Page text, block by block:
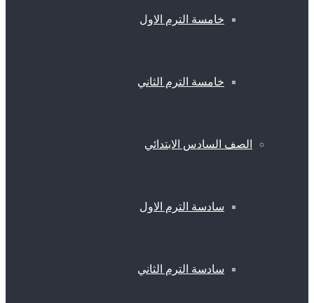
خامسة الترم الاول
خامسة الترم الثاني
الصف السادس الابتدائي
سادسة الترم الاول
سادسة الترم الثاني